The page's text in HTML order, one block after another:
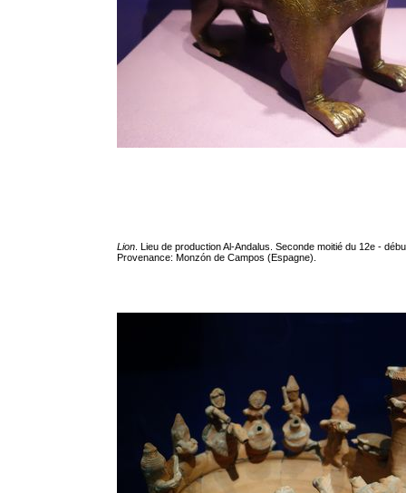
Lion . Lieu de production Al-Andalus. Seconde moitié du 12e -
Provenance: Monzón de Campos (Espagne).